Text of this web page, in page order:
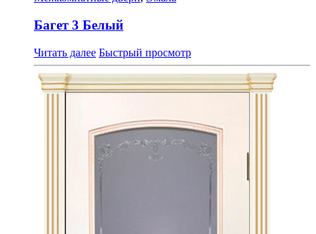
Багет 3 Белый
Читать далее Быстрый просмотр